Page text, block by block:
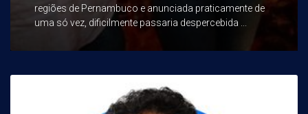
regiões de Pernambuco e anunciada praticamente de
uma só vez, dificilmente passaria despercebida ...